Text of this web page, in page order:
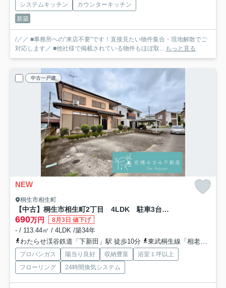
システムキッチン
カウンターキッチン
新築
/／／ ■事務所への”来店不要”です！直接見たい物件集合・現地解散でご
対応します／ ■他社様で掲載されている物件もほぼ取...
もっと見る
中古一戸建
NEW
桐生市相生町
【中古】桐生市相生町2丁目 4LDK 駐車3台以上可！
690万円 8月3日 値下げ
- / 113.44㎡ / 4LDK /築34年
わたらせ渓谷鉄道「下新田」駅 徒歩10分
東武桐生線「相老」駅 徒歩12分
プロパンガス 陽当り良好 収納豊富
浴室１坪以上
フローリング
24時間換気システム